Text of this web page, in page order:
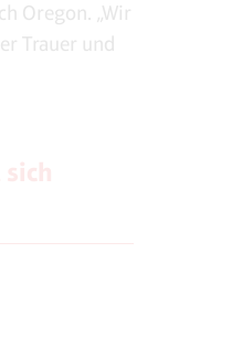
Oregon. „Wir
Trauer und